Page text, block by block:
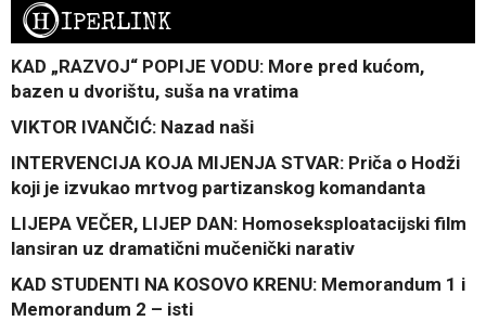
HIPERLINK
KAD „RAZVOJ“ POPIJE VODU: More pred kućom,
bazen u dvorištu, suša na vratima
VIKTOR IVANČIĆ: Nazad naši
INTERVENCIJA KOJA MIJENJA STVAR: Priča o Hodži
koji je izvukao mrtvog partizanskog komandanta
LIJEPA VEČER, LIJEP DAN: Homoseksploatacijski film
lansiran uz dramatični mučenički narativ
KAD STUDENTI NA KOSOVO KRENU: Memorandum 1 i
Memorandum 2 – isti